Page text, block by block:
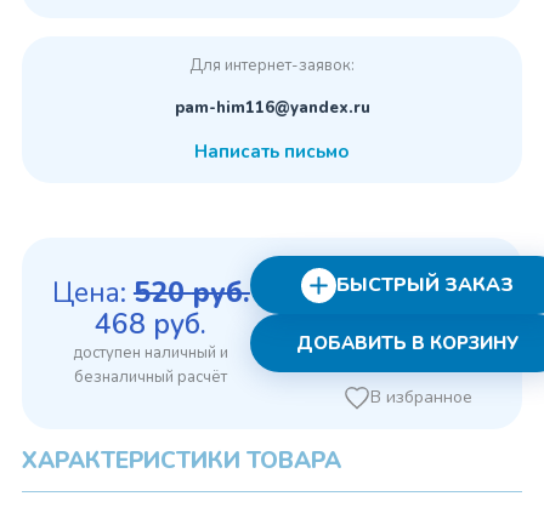
Для интернет-заявок:
pam-him116@yandex.ru
Написать письмо
Цена: 520руб.
Первоначальная
цена
составляла
468 руб. Текущая
цена:
468 руб..
ДОБАВИТЬ В КОРЗИНУ
БЫСТРЫЙ ЗАКАЗ
В избранное
ХАРАКТЕРИСТИКИ ТОВАРА